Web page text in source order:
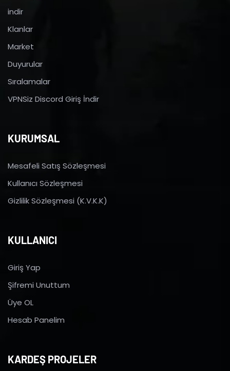
indir
Klanlar
Market
Duyurular
Sıralamalar
VPNSiz Discord Giriş İndir
KURUMSAL
Mesafeli Satış Sözleşmesi
Kullanıcı Sözleşmesi
Gizlilik Sözleşmesi (K.V.K.K)
KULLANICI
Giriş Yap
Şifremi Unuttum
Üye OL
Hesab Panelim
KARDEŞ PROJELER